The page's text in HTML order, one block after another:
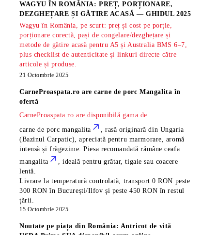
WAGYU ÎN ROMÂNIA: PREȚ, PORȚIONARE,
DEZGHEȚARE ȘI GĂTIRE ACASĂ — GHIDUL 2025
Wagyu în România, pe scurt: preț și cost pe porție,
porționare corectă, pași de congelare/dezghețare și
metode de gătire acasă pentru A5 și Australia BMS 6–7,
plus checklist de autenticitate și linkuri directe către
articole și produse.
21 Octombrie 2025
CarneProaspata.ro arecarne de porc Mangalita în
ofertă
CarneProaspata.ro are disponibilă gama de
carne de porc mangalita
, rasă originară din Ungaria
(Bazinul Carpatic), apreciată pentru marmorare, aromă
intensă și frăgezime. Piesa recomandată rămâneceafa
mangalita
, ideală pentru grătar, tigaie sau coacere
lentă.
Livrare la temperatură controlată; transport 0 RON peste
300 RON în București/Ilfov și peste 450 RON în restul
țării.
15 Octombrie 2025
Noutate pe piața din România: Antricot de vită